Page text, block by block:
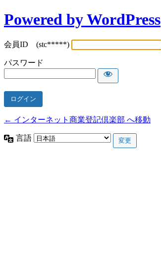
Powered by WordPress
会員ID (stc*****)
パスワード
← インターネット商業登記倶楽部 へ移動
言語